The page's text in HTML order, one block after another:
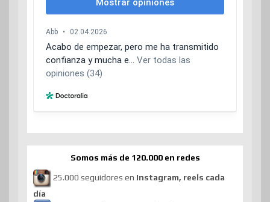
Somos más de 120.000 en redes
25.000 seguidores en Instagram, reels cada
día